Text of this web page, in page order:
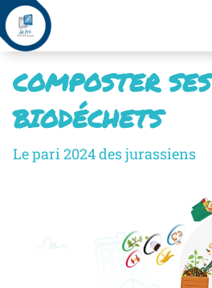
COMPOSTER SES
BIODÉCHETS
Le pari 2024 des jurassiens